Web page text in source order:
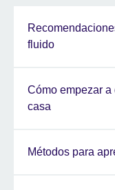
fluido
Cómo empezar
casa
Métodos para